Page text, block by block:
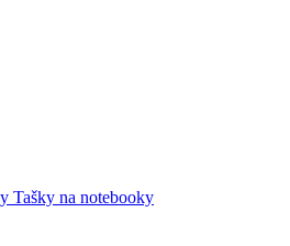
Tašky na notebooky